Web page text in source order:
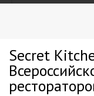
Secret